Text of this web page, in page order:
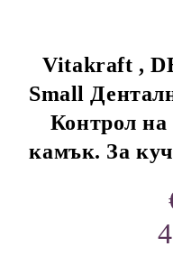
Vitakraft ,
Small
Контрол на
камък. За